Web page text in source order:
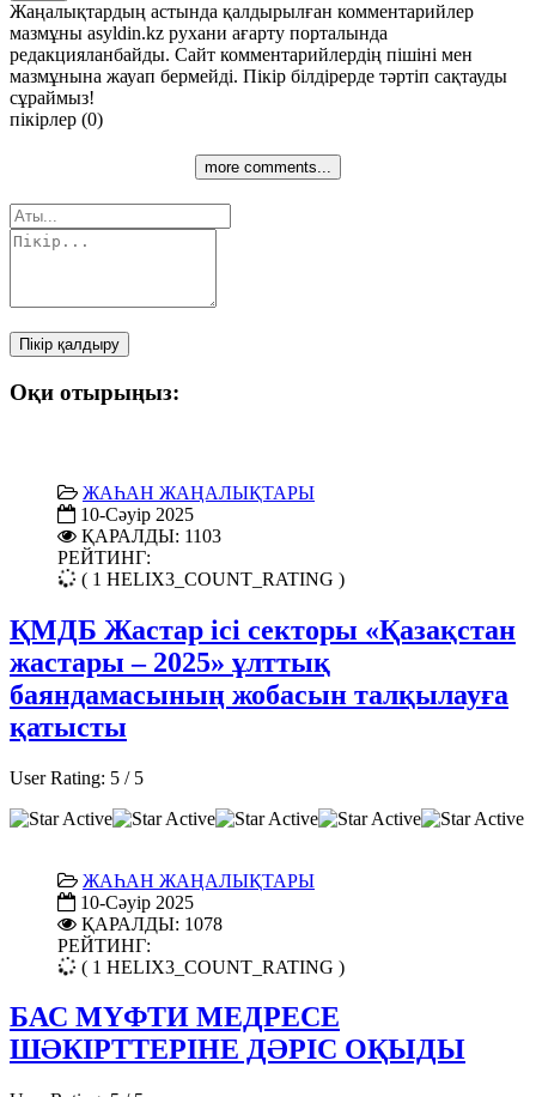
Жаңалықтардың астында қалдырылған комментарийлер
мазмұны asyldin.kz рухани ағарту порталында
редакцияланбайды. Сайт комментарийлердің пішіні мен
мазмұнына жауап бермейді. Пікір білдірерде тәртіп сақтауды
сұраймыз!
пікірлер (0)
more comments...
Пікір қалдыру
Оқи отырыңыз:
ЖАҺАН ЖАҢАЛЫҚТАРЫ
10-Сәуір 2025
ҚАРАЛДЫ: 1103
РЕЙТИНГ:
( 1 HELIX3_COUNT_RATING )
ҚМДБ Жастар ісі секторы «Қазақстан
жастары – 2025» ұлттық
баяндамасының жобасын талқылауға
қатысты
User Rating: 5 / 5
ЖАҺАН ЖАҢАЛЫҚТАРЫ
10-Сәуір 2025
ҚАРАЛДЫ: 1078
РЕЙТИНГ:
( 1 HELIX3_COUNT_RATING )
БАС МҮФТИ МЕДРЕСЕ
ШӘКІРТТЕРІНЕ ДӘРІС ОҚЫДЫ